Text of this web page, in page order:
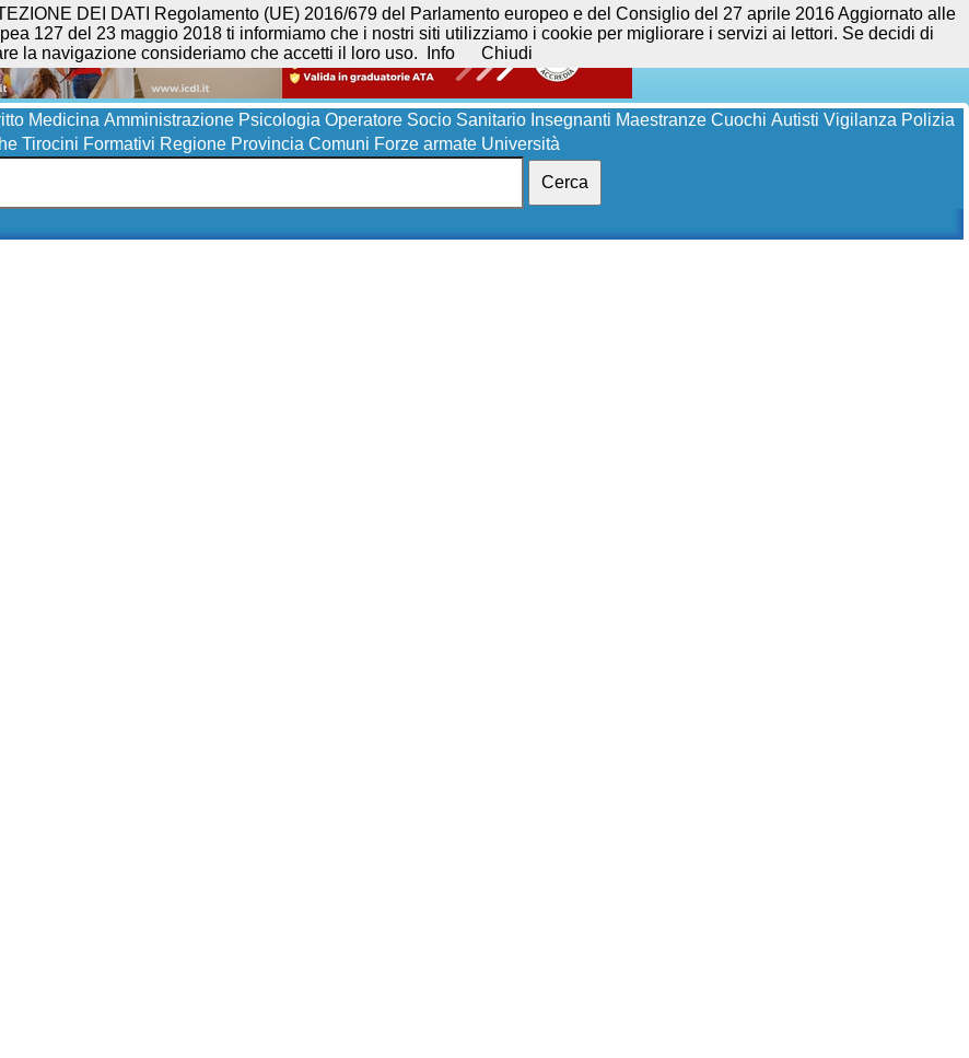
Medicina Amministrazione Psicologia Operatore Socio Sanitario Insegnanti Maestranze Cuochi Autisti Vigilanza Polizia
Tirocini Formativi Regione Provincia Comuni Forze armate Università
Cerca
DEI DATI Regolamento (UE) 2016/679 del Parlamento europeo e del Consiglio del 27 aprile 2016 Aggiornato alle
127 del 23 maggio 2018 ti informiamo che i nostri siti utilizziamo i cookie per migliorare i servizi ai lettori. Se decidi di
la navigazione consideriamo che accetti il loro uso.
Info Chiudi